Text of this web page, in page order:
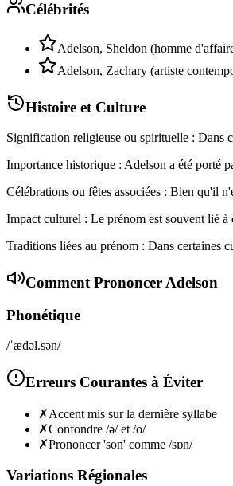
Célébrités
Adelson, Sheldon (homme
Adelson, Zachary (artiste
Histoire et Culture
Signification religieuse ou spirituelle : Dans
Importance historique : Adelson a été porté
Célébrations ou fêtes associées : Bien qu'il
Impact culturel : Le prénom est souvent lié à
Traditions liées au prénom : Dans certaines
Comment Prononcer Adelson
Phonétique
/ˈædəl.sən/
Erreurs Courantes à Éviter
✗Accent mis sur la dernière syllabe
✗Confondre /ə/ et /o/
✗Prononcer 'son' comme /sɒn/
Variations Régionales